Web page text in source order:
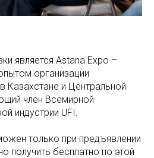
является Astana Expo –
организации
Казахстане и Центральной
член Всемирной
индустрии UFI.
только при предъявлении
получить бесплатно по этой